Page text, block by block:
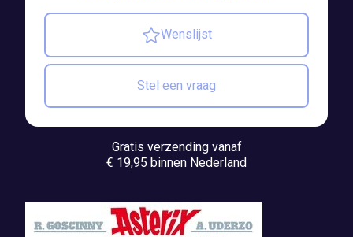
Wenslijst
Stel een vraag
Gratis verzending vanaf
€ 19,95 binnen Nederland